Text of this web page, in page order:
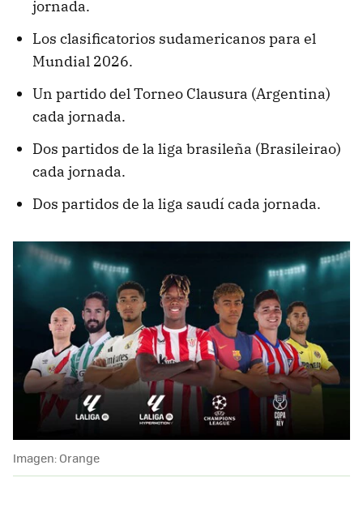
jornada.
Los clasificatorios sudamericanos para el
Mundial 2026.
Un partido del Torneo Clausura (Argentina)
cada jornada.
Dos partidos de la liga brasileña (Brasileirao)
cada jornada.
Dos partidos de la liga saudí cada jornada.
Imagen: Orange